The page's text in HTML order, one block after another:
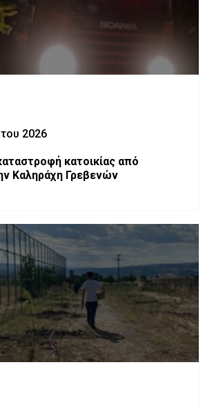
2026
κατοικίας από
Καληράχη Γρεβενών